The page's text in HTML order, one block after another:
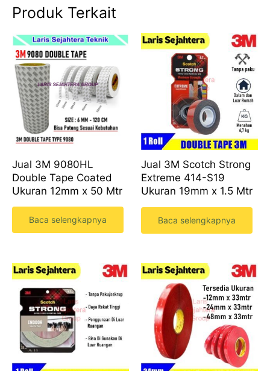
Produk Terkait
Jual 3M 9080HL
Double Tape Coated
Ukuran 12mm x 50 Mtr
Baca selengkapnya
Jual 3M Scotch Strong
Extreme 414-S19
Ukuran 19mm x 1.5 Mtr
Baca selengkapnya